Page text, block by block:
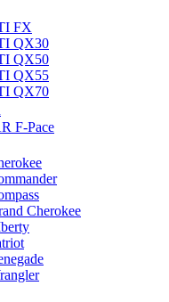
FX
QX30
QX50
QX55
QX70
F-Pace
Cherokee